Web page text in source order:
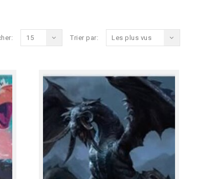
Trier par: Les plus vus
15